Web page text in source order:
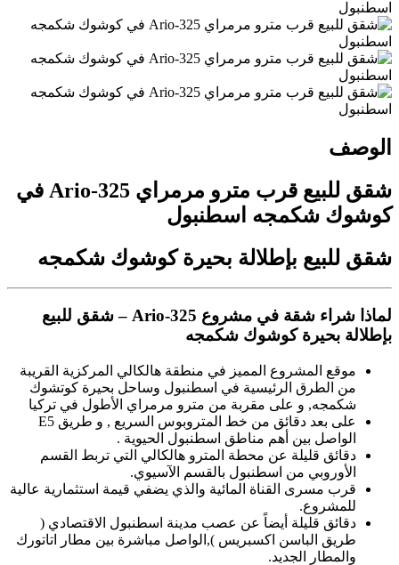
الوصف
شقق للبيع قرب مترو مرمراي Ario-325 في
كوشوك شكمجه اسطنبول
شقق للبيع بإطلالة بحيرة كوشوك شكمجه
لماذا شراء شقة في مشروع Ario-325 – شقق للبيع
بإطلالة بحيرة كوشوك شكمجه
موقع المشروع المميز في منطقة هالكالي المركزية القريبة
من الطرق الرئيسية في اسطنبول وساحل بحيرة كوتشوك
شكمجه, و على مقربة من مترو مرمراي الأطول في تركيا
على بعد دقائق من خط المتروبوس السريع , و طريق E5
الواصل بين أهم مناطق اسطنبول الحيوية .
دقائق قليلة عن محطة المترو هالكالي التي تربط القسم
الأوروبي من اسطنبول بالقسم الآسيوي.
قرب مسرى القناة المائية والذي يضفي قيمة استثمارية عالية
للمشروع.
دقائق قليلة أيضاً عن عصب مدينة اسطنبول الاقتصادي (
طريق الباسن اكسبريس ),الواصل مباشرة بين مطار اتاتورك
والمطار الجديد.